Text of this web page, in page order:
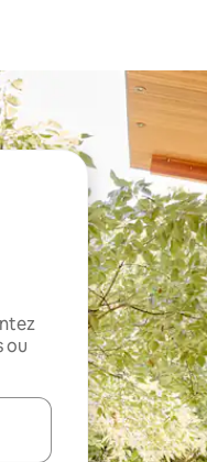
ou
vers le haut et vers le